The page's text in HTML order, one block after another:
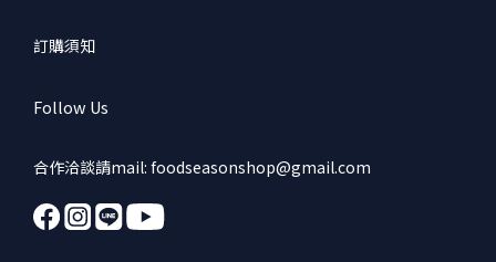
訂購須知
Follow Us
合作洽談請mail: foodseasonshop@gmail.com